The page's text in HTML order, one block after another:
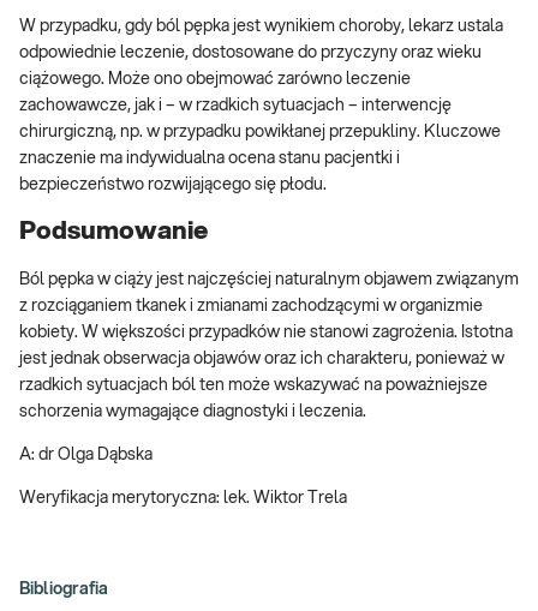
W przypadku, gdy ból pępka jest wynikiem choroby, lekarz ustala
odpowiednie leczenie, dostosowane do przyczyny oraz wieku
ciążowego. Może ono obejmować zarówno leczenie
zachowawcze, jak i – w rzadkich sytuacjach – interwencję
chirurgiczną, np. w przypadku powikłanej przepukliny. Kluczowe
znaczenie ma indywidualna ocena stanu pacjentki i
bezpieczeństwo rozwijającego się płodu.
Podsumowanie
Ból pępka w ciąży jest najczęściej naturalnym objawem związanym
z rozciąganiem tkanek i zmianami zachodzącymi w organizmie
kobiety. W większości przypadków nie stanowi zagrożenia. Istotna
jest jednak obserwacja objawów oraz ich charakteru, ponieważ w
rzadkich sytuacjach ból ten może wskazywać na poważniejsze
schorzenia wymagające diagnostyki i leczenia.
A: dr Olga Dąbska
Weryfikacja merytoryczna: lek. Wiktor Trela
Bibliografia